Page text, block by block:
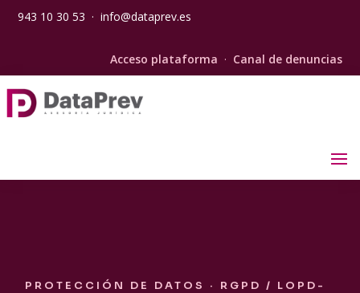
943 10 30 53 ·info@dataprev.es
Acceso plataforma · Canal de denuncias
PROTECCIÓN DE DATOS · RGPD / LOPD-